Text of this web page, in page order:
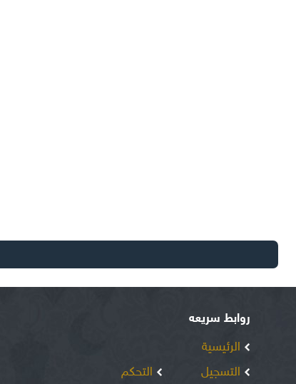
روابط سريعه
الرئيسية
التسجيل
التحكم